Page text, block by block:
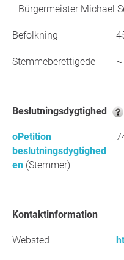
Bürgermeister Michael
Befolkning
Stemmeberettigede
Beslutningsdygtighed
oPetition
beslutningsdygtighed
en (Stemmer)
Kontaktinformation
Websted